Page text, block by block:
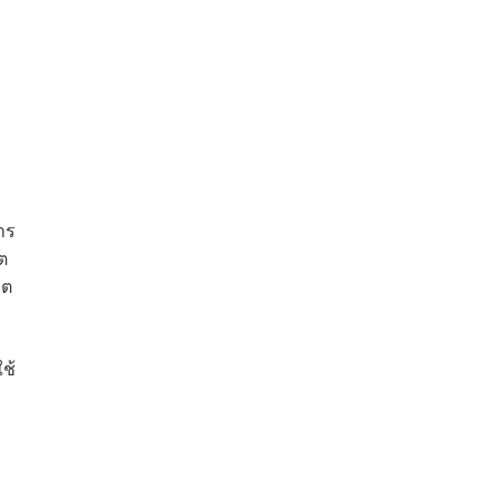
ร
ช้